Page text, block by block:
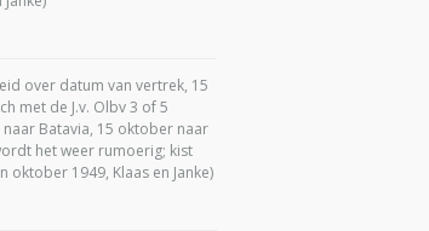
over datum van vertrek, 15
met de J.v. Olbv 3 of 5
Batavia, 15 oktober naar
het weer rumoerig; kist
oktober 1949, Klaas en Janke)